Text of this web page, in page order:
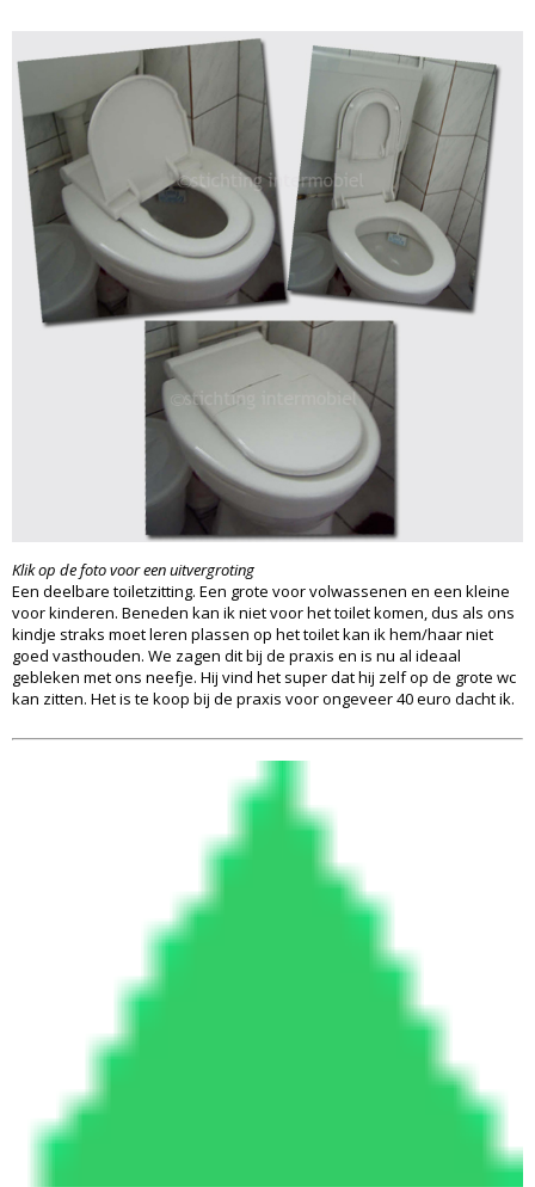
Klik op de foto voor een uitvergroting
Een deelbare toiletzitting. Een grote voor volwassenen en een kleine
voor kinderen. Beneden kan ik niet voor het toilet komen, dus als ons
kindje straks moet leren plassen op het toilet kan ik hem/haar niet
goed vasthouden. We zagen dit bij de praxis en is nu al ideaal
gebleken met ons neefje. Hij vind het super dat hij zelf op de grote wc
kan zitten. Het is te koop bij de praxis voor ongeveer 40 euro dacht ik.